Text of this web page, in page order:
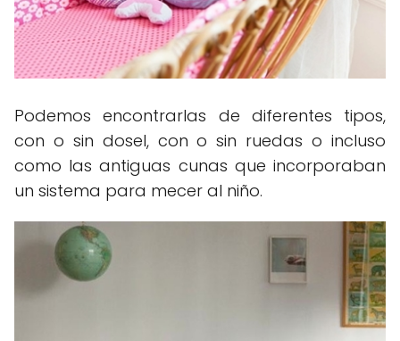
Podemos encontrarlas de diferentes tipos,
con o sin dosel, con o sin ruedas o incluso
como las antiguas cunas que incorporaban
un sistema para mecer al niño.